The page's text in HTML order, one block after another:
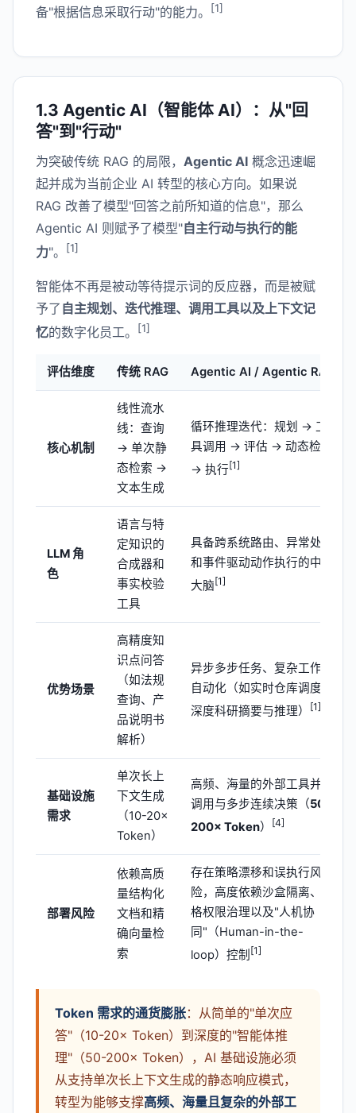
备"根据信息采取行动"的能力。
[1]
1.3 Agentic AI（智能体 AI）：从"回
答"到"行动"
为突破传统 RAG 的局限， Agentic AI 概念迅速崛
起并成为当前企业 AI 转型的核心方向。如果说
RAG 改善了模型"回答之前所知道的信息"，那么
Agentic AI 则赋予了模型"自主行动与执行的能
力"。 [1]
智能体不再是被动等待提示词的反应器，而是被赋
予了 自主规划、迭代推理、调用工具以及上下文记
忆的数字化员工。 [1]
评估维度 传统 RAG Agentic AI / Agentic RAG
核心机制
线性流水
线：查询
→ 单次静
态检索 →
文本生成
循环推理迭代：规划 → 工
具调用 → 评估 → 动态检索
→ 执行 [1]
LLM 角
色
语言与特
定知识的
合成器和
事实校验
工具
具备跨系统路由、异常处理
和事件驱动动作执行的中央
大脑 [1]
优势场景
高精度知
识点问答
（如法规
查询、产
品说明书
解析）
异步多步任务、复杂工作流
自动化（如实时仓库调度、
深度科研摘要与推理）
[1]
基础设施
需求
单次长上
下文生成
（10-20×
Token）
高频、海量的外部工具并发
调用与多步连续决策（50-
200× Token） [4]
部署风险
依赖高质
量结构化
文档和精
确向量检
索
存在策略漂移和误执行风
险，高度依赖沙盒隔离、严
格权限治理以及"人机协
同"（Human-in-the-
loop）控制 [1]
Token 需求的通货膨胀：从简单的"单次应
答"（10-20× Token）到深度的"智能体推
理"（50-200× Token），AI 基础设施必须
从支持单次长上下文生成的静态响应模式，
转型为能够支撑高频、海量且复杂的外部工